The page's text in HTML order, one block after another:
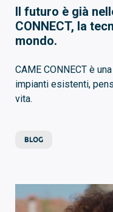
Il futuro è già
CONNECT, la
mondo.
CAME CONNECT è
impianti esistenti,
vita.
BLOG